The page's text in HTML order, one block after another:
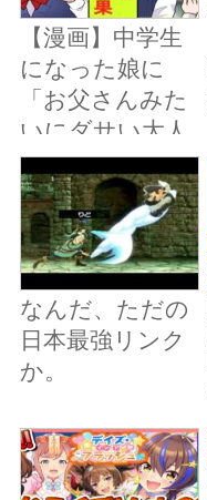
【漫画】中学生
になった娘に
「お父さんみた
いにダサい大人
になりたくな
い」と言われた
元最強の軍人の
俺。不良たちに
襲われた娘を助
けるために本気
を出してみた結
果
なんだ、ただの
日本最強リンク
か。